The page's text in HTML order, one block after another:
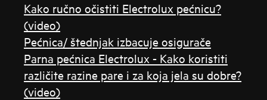
Kako ručno očistiti Electrolux pećnicu?
(video)
Pećnica/ štednjak izbacuje osigurače
Parna pećnica Electrolux - Kako koristiti
različite razine pare i za koja jela su dobre?
(video)